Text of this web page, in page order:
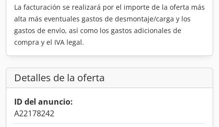
La facturación se realizará por el importe de la oferta más
alta más eventuales gastos de desmontaje/carga y los
gastos de envío, así como los gastos adicionales de
compra y el IVA legal.
Detalles de la oferta
ID del anuncio:
A22178242